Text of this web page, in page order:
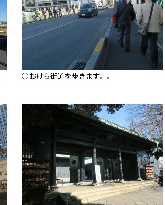
○おけら街道を歩きます。。